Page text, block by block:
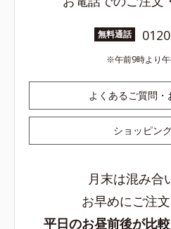
無料通話
午前9時より
よくあるご質問
ショッピン
月末は混み合
お早めにご注文
平日のお昼前後が比